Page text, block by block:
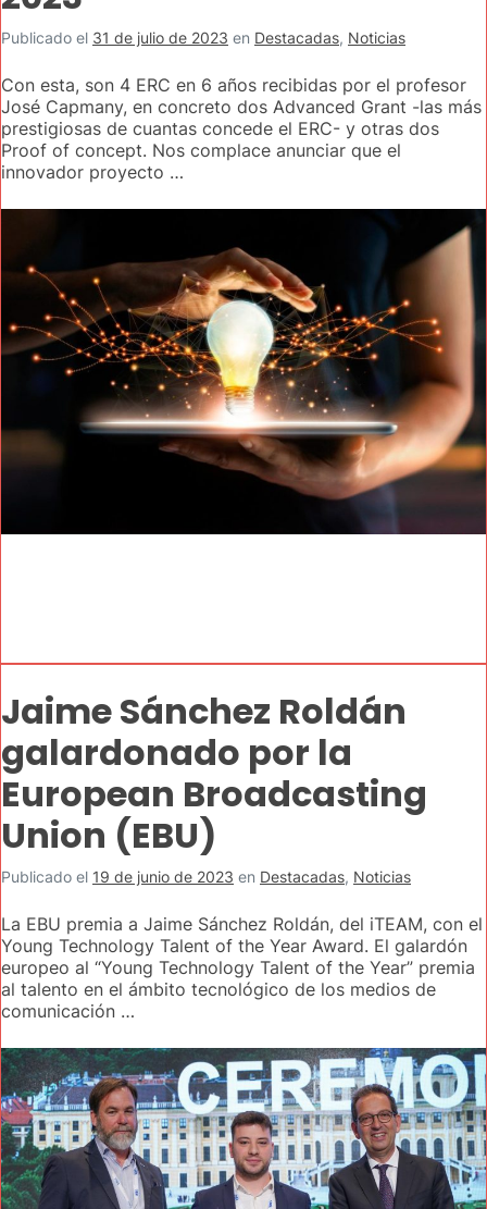
Publicado el 31 de julio de 2023 en Destacadas, Noticias
Con esta, son 4 ERC en 6 años recibidas por el profesor
José Capmany, en concreto dos Advanced Grant -las más
prestigiosas de cuantas concede el ERC- y otras dos
Proof of concept. Nos complace anunciar que el
innovador proyecto …
Jaime Sánchez Roldán
galardonado por la
European Broadcasting
Union (EBU)
Publicado el 19 de junio de 2023 en Destacadas, Noticias
La EBU premia a Jaime Sánchez Roldán, del iTEAM, con el
Young Technology Talent of the Year Award. El galardón
europeo al “Young Technology Talent of the Year” premia
al talento en el ámbito tecnológico de los medios de
comunicación …